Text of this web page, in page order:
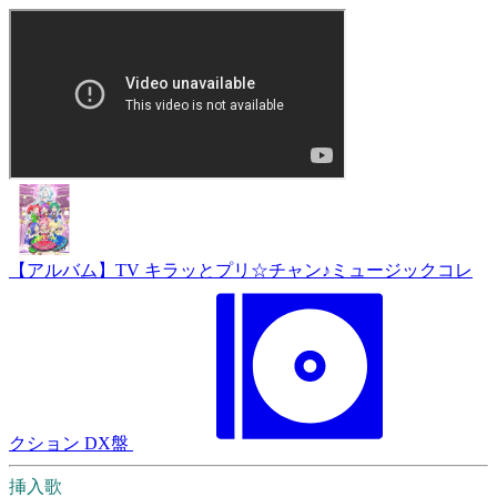
【アルバム】TV キラッとプリ☆チャン♪ミュージックコレ
クション DX盤
挿入歌